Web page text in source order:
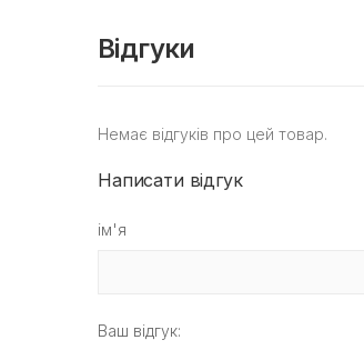
Відгуки
Немає відгуків про цей товар.
Написати відгук
ім'я
Ваш відгук: